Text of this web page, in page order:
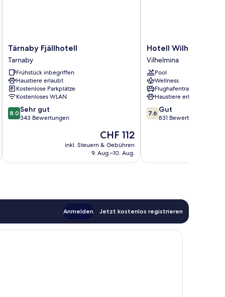
Tärnaby
Fjällhotell
Tarnaby
Tärnaby Fjällhotell
Tarnaby
Frühstück inbegriffen
Haustiere erlaubt
Kostenlose Parkplätze
Kostenloses WLAN
8.0
von
Bewertungen
8.0 Sehr gut
343 Bewertungen
Der
Preis
beträgt
CHF 112
inkl. Steuern & Gebühren
9. Aug.–10. Aug.
Hotell
Wilhelmina
Vilhelmina
Hotell Wilhelmina
Vilhelmina
Pool
Wellness
Flughafentransfer
Haustiere erlaubt
7.6
von
7.6 Gut
831 Bewertungen
Anmelden Jetzt kostenlos registrieren